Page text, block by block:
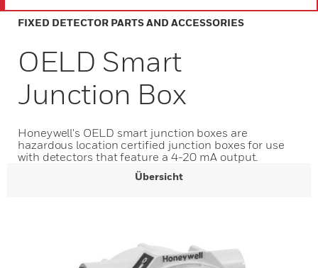
FIXED DETECTOR PARTS AND ACCESSORIES
OELD Smart
Junction Box
Honeywell's OELD smart junction boxes are
hazardous location certified junction boxes for use
with detectors that feature a 4-20 mA output.
Übersicht